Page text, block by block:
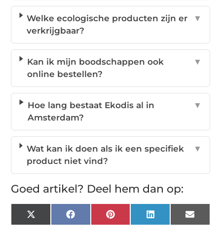
Welke ecologische producten zijn er
verkrijgbaar?
▼
Kan ik mijn boodschappen ook
online bestellen?
▼
Hoe lang bestaat Ekodis al in
Amsterdam?
▼
Wat kan ik doen als ik een specifiek
product niet vind?
▼
Goed artikel? Deel hem dan op:
X
(Twitter)
FacebookPinterestLinkedInEmail